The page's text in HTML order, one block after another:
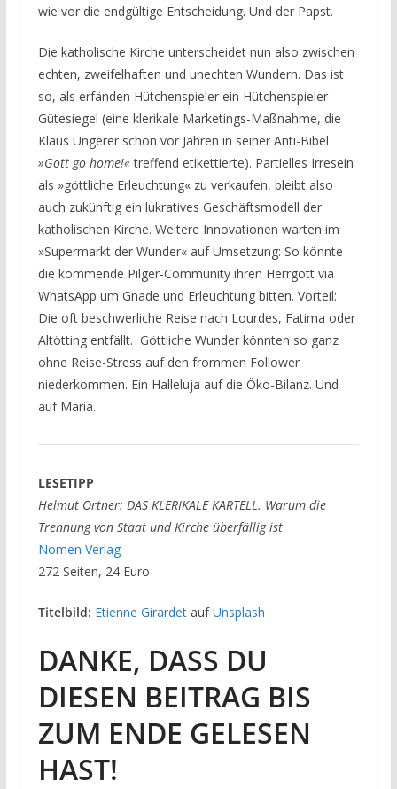
wie vor die endgültige Entscheidung. Und der Papst.
Die katholische Kirche unterscheidet nun also zwischen
echten, zweifelhaften und unechten Wundern. Das ist
so, als erfänden Hütchenspieler ein Hütchenspieler-
Gütesiegel (eine klerikale Marketings-Maßnahme, die
Klaus Ungerer schon vor Jahren in seiner Anti-Bibel
»Gott go home!«treffend etikettierte). Partielles Irresein
als »göttliche Erleuchtung« zu verkaufen, bleibt also
auch zukünftig ein lukratives Geschäftsmodell der
katholischen Kirche. Weitere Innovationen warten im
»Supermarkt der Wunder« auf Umsetzung: So könnte
die kommende Pilger-Community ihren Herrgott via
WhatsApp um Gnade und Erleuchtung bitten. Vorteil:
Die oft beschwerliche Reise nach Lourdes, Fatima oder
Altötting entfällt. Göttliche Wunder könnten so ganz
ohne Reise-Stress auf den frommen Follower
niederkommen. Ein Halleluja auf die Öko-Bilanz. Und
auf Maria.
LESETIPP
Helmut Ortner: DAS KLERIKALE KARTELL. Warum die
Trennung von Staat und Kirche überfällig ist
Nomen Verlag
272 Seiten, 24 Euro
Titelbild: Etienne GirardetaufUnsplash
DANKE, DASS DU
DIESEN BEITRAG BIS
ZUM ENDE GELESEN
HAST!